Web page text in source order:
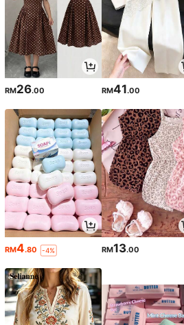
RM26.00 RM41.00
RM4.80 -4% RM13.00